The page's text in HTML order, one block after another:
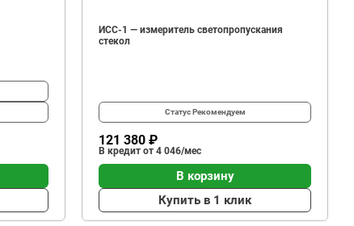
ИСС-1 — измеритель светопропускания
стекол
СтатусРекомендуем
121 380 ₽
В кредит от 4 046/мес
В корзину
Купить в 1 клик